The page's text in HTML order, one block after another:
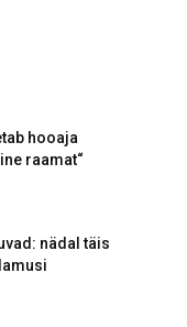
hooaja
raamat“
nädal täis